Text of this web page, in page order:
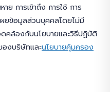
ย การเข้าถึง การใช้ การ
ผยข้อมูลส่วนบุคคลโดยไม่มี
คล้องกับนโยบายและวิธีปฏิบัติ
งบริษัทและนโยบายคุ้มครอง